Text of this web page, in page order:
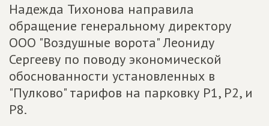
Надежда Тихонова направила
обращение генеральному директору
ООО "Воздушные ворота" Леониду
Сергееву по поводу экономической
обоснованности установленных в
"Пулково" тарифов на парковку P1, P2, и
Р8.